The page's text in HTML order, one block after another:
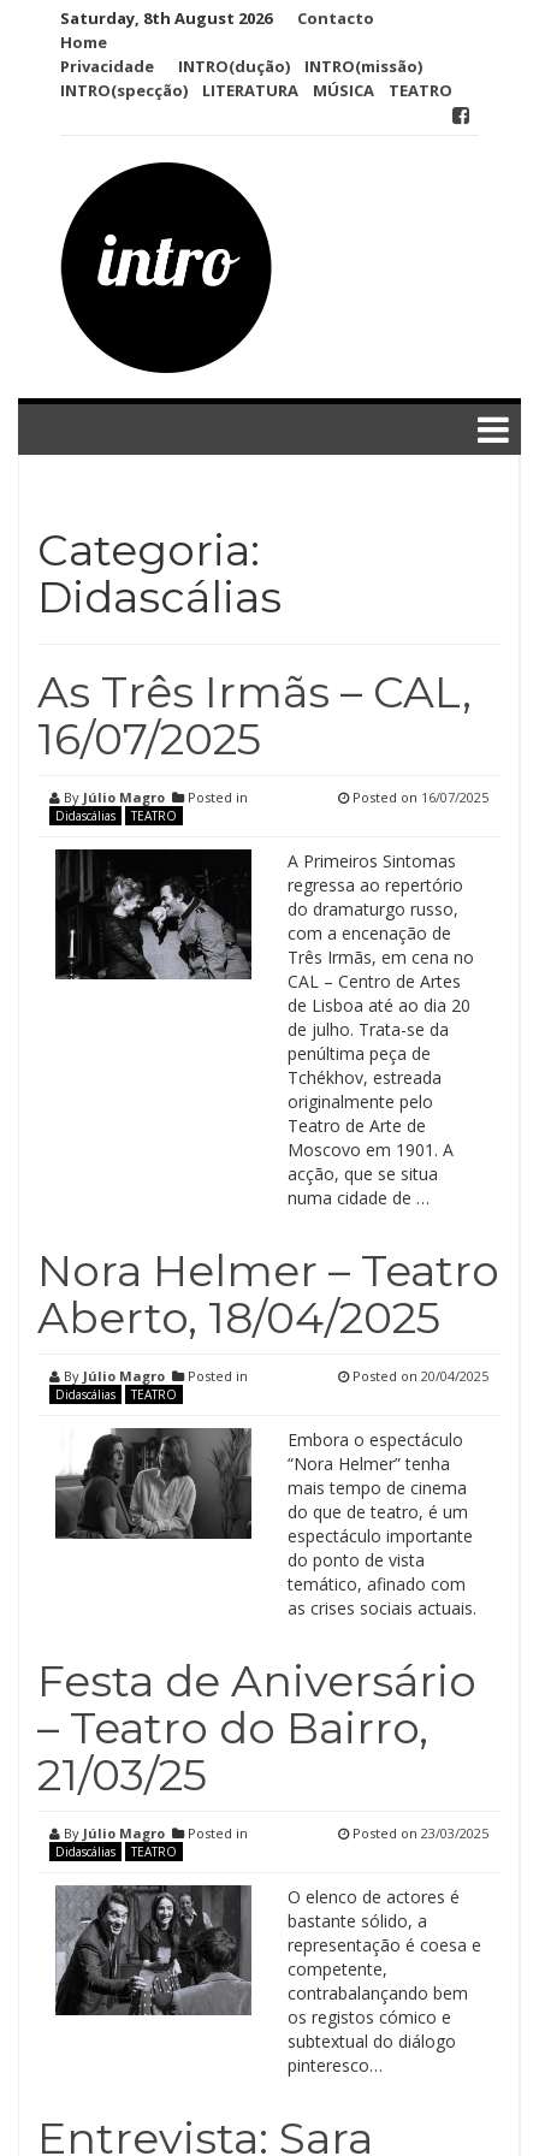
Saturday, 8th August 2026
Contacto
Home
Privacidade
INTRO(dução)
INTRO(missão)
INTRO(specção)
LITERATURA MÚSICA TEATRO
Categoria:
Didascálias
As Três Irmãs – CAL,
16/07/2025
By Júlio Magro Posted in
Didascálias TEATRO
Posted on 16/07/2025
A Primeiros Sintomas
regressa ao repertório
do dramaturgo russo,
com a encenação de
Três Irmãs, em cena no
CAL – Centro de Artes
de Lisboa até ao dia 20
de julho. Trata-se da
penúltima peça de
Tchékhov, estreada
originalmente pelo
Teatro de Arte de
Moscovo em 1901. A
acção, que se situa
numa cidade de …
Nora Helmer – Teatro
Aberto, 18/04/2025
By Júlio Magro Posted in
Didascálias TEATRO
Posted on 20/04/2025
Embora o espectáculo
“Nora Helmer” tenha
mais tempo de cinema
do que de teatro, é um
espectáculo importante
do ponto de vista
temático, afinado com
as crises sociais actuais.
Festa de Aniversário
– Teatro do Bairro,
21/03/25
By Júlio Magro Posted in
Didascálias TEATRO
Posted on 23/03/2025
O elenco de actores é
bastante sólido, a
representação é coesa e
competente,
contrabalançando bem
os registos cómico e
subtextual do diálogo
pinteresco…
Entrevista: Sara